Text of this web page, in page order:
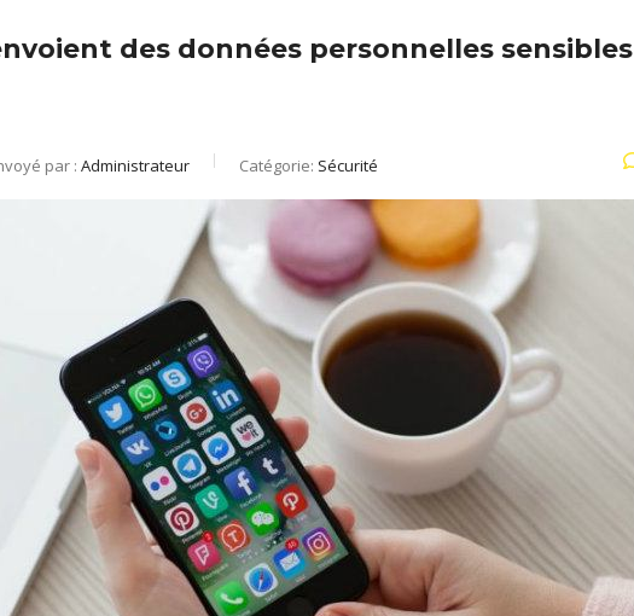
des données personnelles
par : Administrateur Catégorie: Sécurité